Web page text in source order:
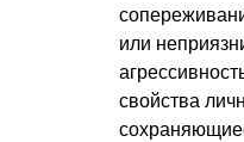
или
свойства